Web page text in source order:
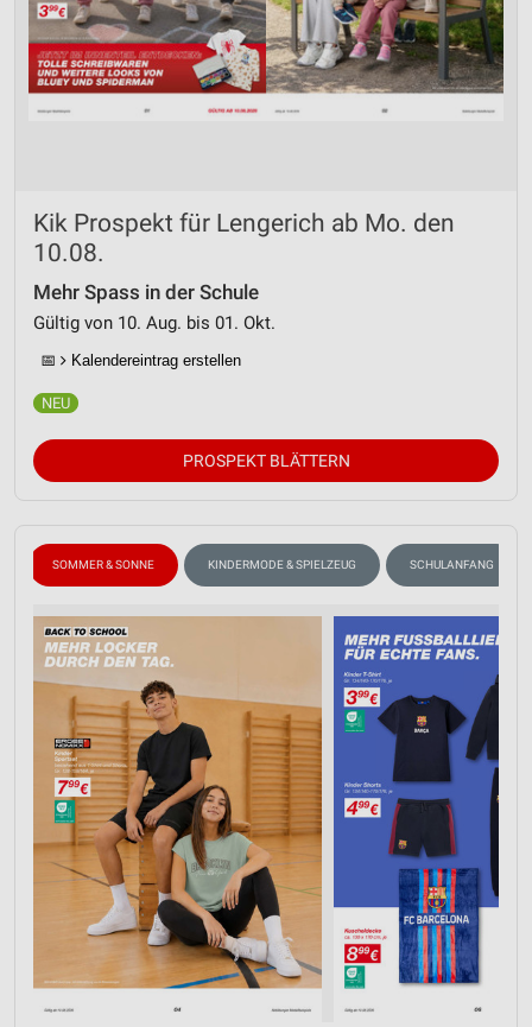
Kik Prospekt für Lengerich ab Mo. den
10.08.
Mehr Spass in der Schule
Gültig von 10. Aug. bis 01. Okt.
📅 Kalendereintrag erstellen
PROSPEKT BLÄTTERN
SOMMER & SONNE KINDERMODE & SPIELZEUG SCHULANFANG